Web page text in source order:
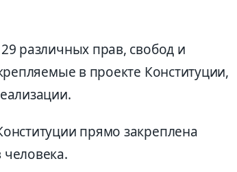
различных прав, свобод и
в проекте Конституции,
прямо закреплена